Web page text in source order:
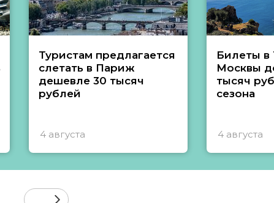
Туристам предлагается
слетать в Париж
дешевле 30 тысяч
рублей
4 августа
Билеты в
Москвы
тысяч
сезона
4 августа